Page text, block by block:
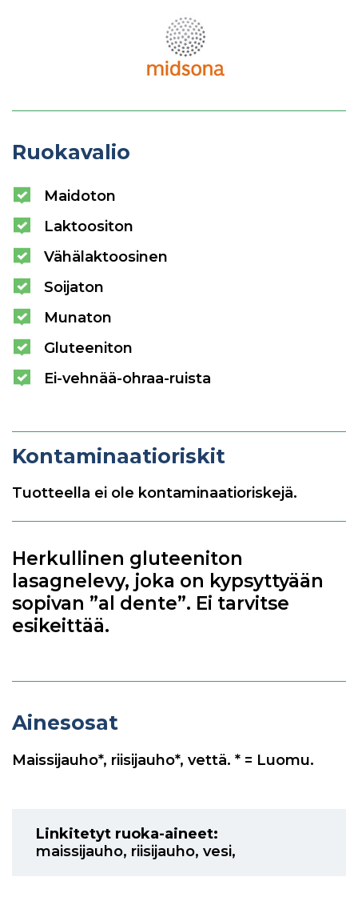
Ruokavalio
Maidoton
Laktoositon
Vähälaktoosinen
Soijaton
Munaton
Gluteeniton
Ei-vehnää-ohraa-ruista
Kontaminaatioriskit
Tuotteella ei ole kontaminaatioriskejä.
Herkullinen gluteeniton
lasagnelevy, joka on kypsyttyään
sopivan ”al dente”. Ei tarvitse
esikeittää.
Ainesosat
Maissijauho*, riisijauho*, vettä. * = Luomu.
Linkitetyt ruoka-aineet:
maissijauho, riisijauho, vesi,